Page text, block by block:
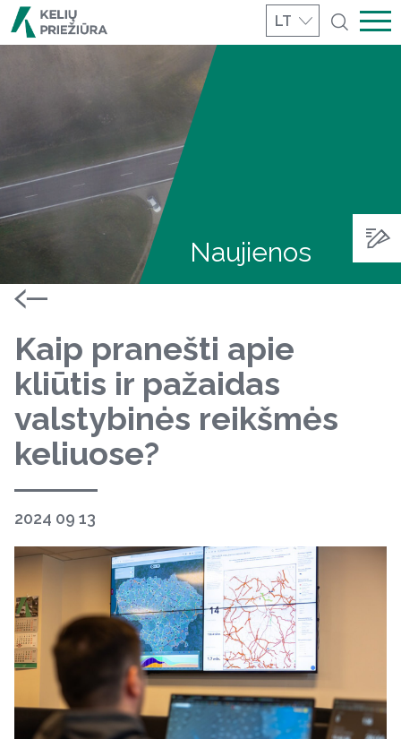
LT
Naujienos
Kaip pranešti apie
kliūtis ir pažaidas
valstybinės reikšmės
keliuose?
2024 09 13